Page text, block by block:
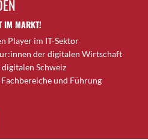
IM MARKT!
Player im IT-Sektor
der digitalen Wirtschaft
Schweiz
und Führung